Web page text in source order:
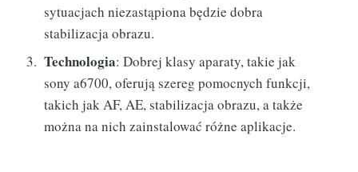
sytuacjach niezastąpiona będzie dobra
stabilizacja obrazu.
Technologia: Dobrej klasy aparaty, takie jak
sony a6700, oferują szereg pomocnych funkcji,
takich jak AF, AE, stabilizacja obrazu, a także
można na nich zainstalować różne aplikacje.